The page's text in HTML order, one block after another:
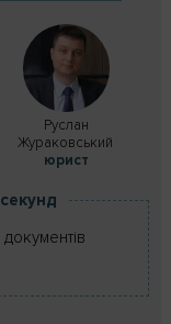
Руслан
Жураковський
юрист